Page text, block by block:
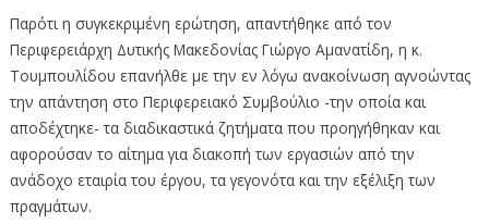
Παρότι η συγκεκριμένη ερώτηση, απαντήθηκε από τον
Περιφερειάρχη Δυτικής Μακεδονίας Γιώργο Αμανατίδη, η κ.
Τουμπουλίδου επανήλθε με την εν λόγω ανακοίνωση αγνοώντας
την απάντηση στο Περιφερειακό Συμβούλιο -την οποία και
αποδέχτηκε- τα διαδικαστικά ζητήματα που προηγήθηκαν και
αφορούσαν το αίτημα για διακοπή των εργασιών από την
ανάδοχο εταιρία του έργου, τα γεγονότα και την εξέλιξη των
πραγμάτων.